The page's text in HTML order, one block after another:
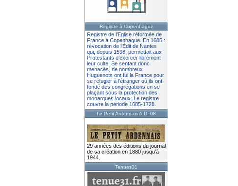
Registre à Copenhague
Registre de l’Eglise réformée de
France à Copenhague. En 1685 :
révocation de l’Édit de Nantes
qui, depuis 1598, permettait aux
Protestants d’exercer librement
leur culte. Se sentant donc
menacés, de nombreux
Huguenots ont fui la France pour
se réfugier à l’étranger où ils ont
fondé des congrégations en se
plaçant sous la protection des
monarques locaux. Le registre
couvre la période 1685-1728.
Le Petit Ardennais A.D. 08
29 années des éditions du journal
de sa création en 1880 jusqu’à
1944.
Tenues31